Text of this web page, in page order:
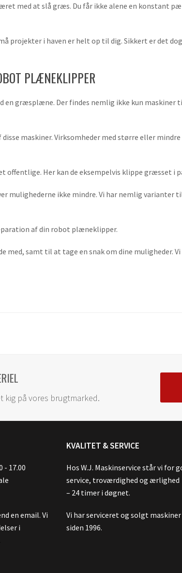
med at slå græs. Du får ikke alene en konstant
projekter i haven er helt op til dig. Sikkert er det
PLÆNEKLIPPER
græsplæne. Der findes nemlig ikke kun
maskiner. Virksomheder med større eller
Her kan de eksempelvis klippe græsset i
mulighederne ikke mindre. Vi har nemlig varianter
af din robot plæneklipper.
med, samt til at tage en snak om dine muligheder. Vi
kig på vores brugtmarked.
- 17.00
en email. Vi
i
KVALITET & SERVICE
Hos W.J. Maskinservice står vi for
service, troværdighed og ærlighed
– 24 timer i døgnet.
Vi har serviceret og solgt maskiner
siden 1996.